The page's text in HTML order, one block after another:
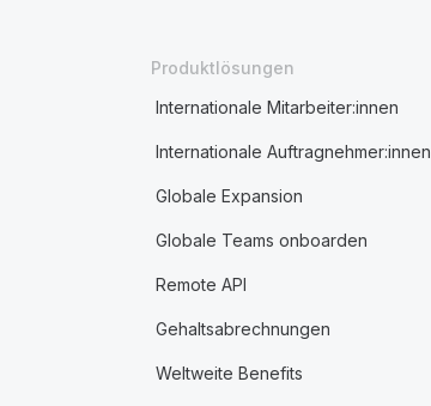
Produktlösungen
Internationale Mitarbeiter:innen
Internationale Auftragnehmer:innen
Globale Expansion
Globale Teams onboarden
Remote API
Gehaltsabrechnungen
Weltweite Benefits